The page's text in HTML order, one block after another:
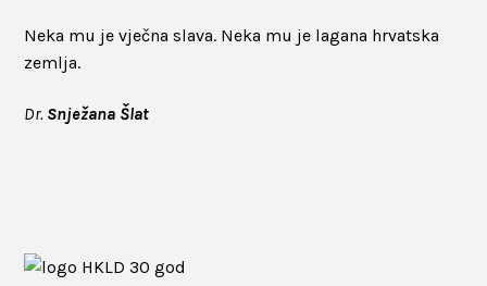
Neka mu je vječna slava. Neka mu je lagana hrvatska
zemlja.
Dr. Snježana Šlat